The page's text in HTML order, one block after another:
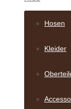
Hosen
Kleider